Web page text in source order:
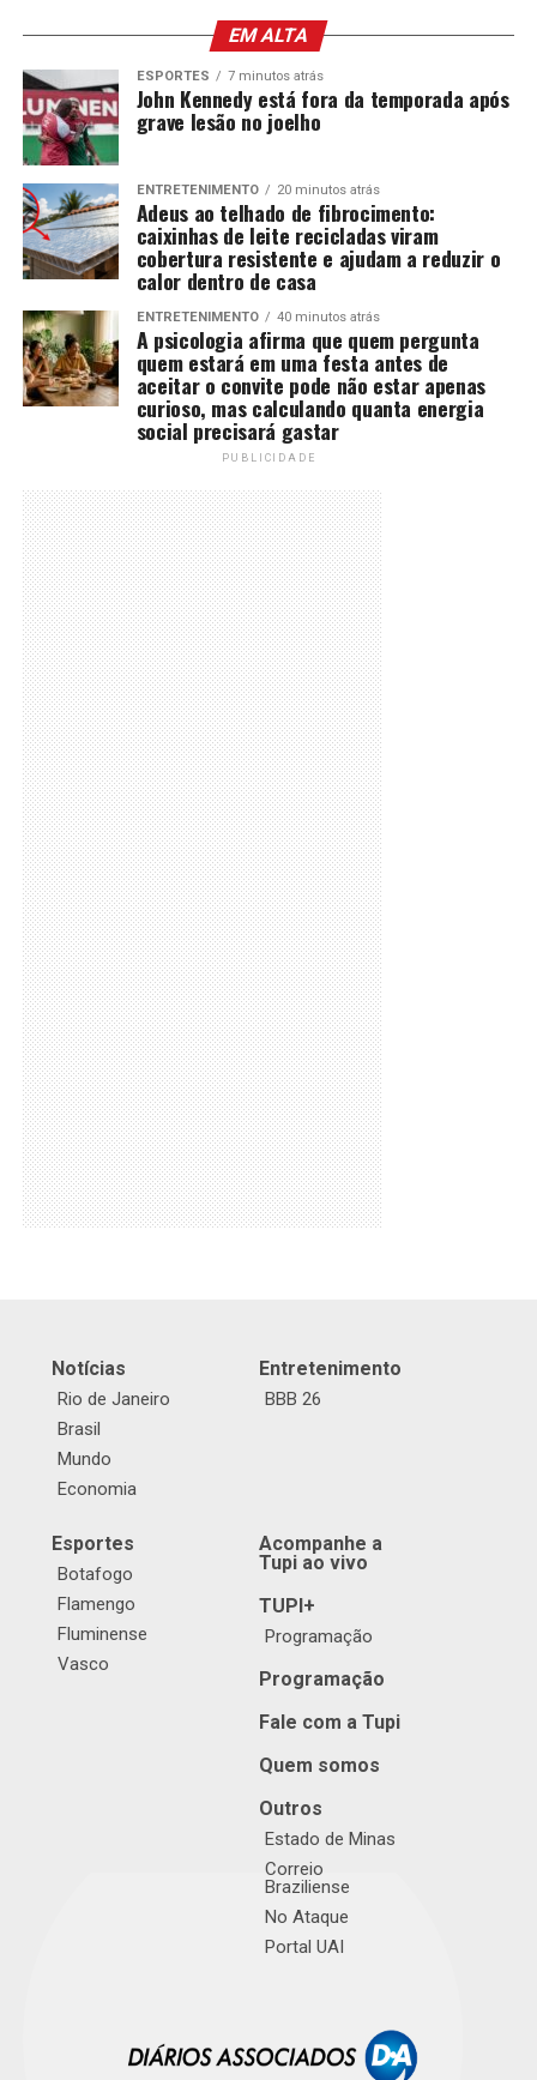
EM ALTA
ESPORTES 7 minutos atrás
John Kennedy está fora da temporada após
grave lesão no joelho
ENTRETENIMENTO 20 minutos atrás
Adeus ao telhado de fibrocimento:
caixinhas de leite recicladas viram
cobertura resistente e ajudam a reduzir o
calor dentro de casa
ENTRETENIMENTO 40 minutos atrás
A psicologia afirma que quem pergunta
quem estará em uma festa antes de
aceitar o convite pode não estar apenas
curioso, mas calculando quanta energia
social precisará gastar
PUBLICIDADE
Notícias
Rio de Janeiro
Brasil
Mundo
Economia
Entretenimento
BBB 26
Esportes
Botafogo
Flamengo
Fluminense
Vasco
Acompanhe a
Tupi ao vivo
TUPI+
Programação
Programação
Fale com a Tupi
Quem somos
Outros
Estado de Minas
Correio
Braziliense
No Ataque
Portal UAI